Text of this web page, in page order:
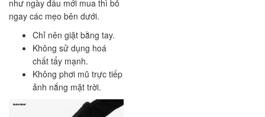
như ngày đầu mới mua thì bỏ
ngay các mẹo bên dưới.
Chỉ nên giặt bằng tay.
Không sử dụng hoá
chất tẩy mạnh.
Không phơi mũ trực tiếp
ảnh nắng mặt trời.